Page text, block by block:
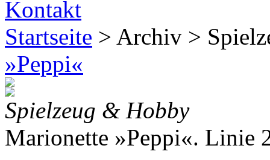
Startseite > Archiv >
»Peppi«
Spielzeug & Hobby
Marionette »Peppi«. Linie